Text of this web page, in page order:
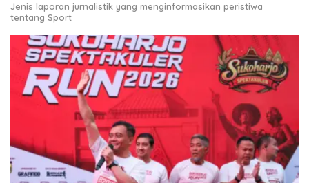
Jenis laporan jurnalistik yang menginformasikan peristiwa
tentang Sport